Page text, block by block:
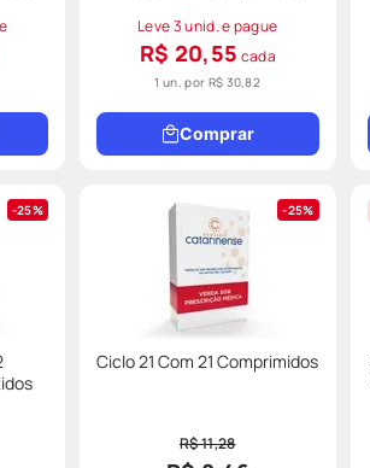
Leve 3 unid. e pague
R$ 20,55 cada
1 un. por R$ 30,82
Comprar
25% 25%
Ciclo 21 Com 21 Comprimidos
R$ 11,28